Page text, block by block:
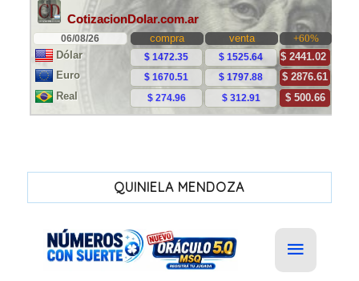
QUINIELA MENDOZA